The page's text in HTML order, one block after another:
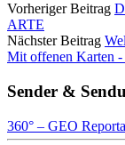
Vorheriger Beitrag
ARTE
Nächster Beitrag
Mit offenen Karten
Sender &
360° – GEO